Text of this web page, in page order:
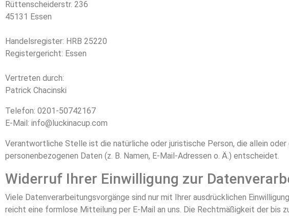
Rüttenscheiderstr. 236
45131 Essen
Handelsregister: HRB 25220
Registergericht: Essen
Vertreten durch:
Patrick Chacinski
Telefon: 0201-50742167
E-Mail: info@luckinacup.com
Verantwortliche Stelle ist die natürliche oder juristische Person, die allein
personenbezogenen Daten (z. B. Namen, E-Mail-Adressen o. Ä.) entscheidet.
Widerruf Ihrer Einwilligung zur
Viele Datenverarbeitungsvorgänge sind nur mit Ihrer ausdrücklichen
reicht eine formlose Mitteilung per E-Mail an uns. Die Rechtmäßigkeit der